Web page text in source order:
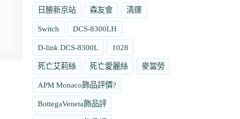
日勝新京站 森友會 清運
Switch DCS-8300LH
D-link DCS-8300L 1028
死亡艾莉絲 死亡愛麗絲 麥當勞
APM Monaco飾品評價?
BottegaVeneta飾品評